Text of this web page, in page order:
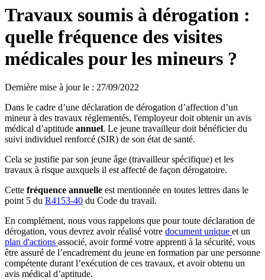
Travaux soumis à dérogation :
quelle fréquence des visites
médicales pour les mineurs ?
Dernière mise à jour le : 27/09/2022
Dans le cadre d’une déclaration de dérogation d’affection d’un
mineur à des travaux réglementés, l'employeur doit obtenir un avis
médical d’aptitude annuel. Le jeune travailleur doit bénéficier du
suivi individuel renforcé (SIR) de son état de santé.
Cela se justifie par son jeune âge (travailleur spécifique) et les
travaux à risque auxquels il est affecté de façon dérogatoire.
Cette fréquence annuelle est mentionnée en toutes lettres dans le
point 5 du R4153-40 du Code du travail.
En complément, nous vous rappelons que pour toute déclaration de
dérogation, vous devrez avoir réalisé votre document unique et un
plan d'actions associé, avoir formé votre apprenti à la sécurité, vous
être assuré de l’encadrement du jeune en formation par une personne
compétente durant l’exécution de ces travaux, et avoir obtenu un
avis médical d’aptitude.